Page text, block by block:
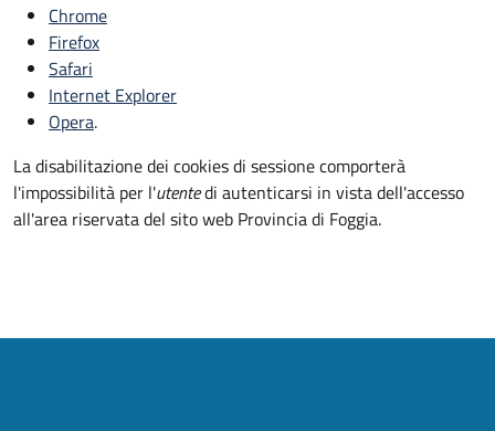
Chrome
Firefox
Safari
Internet Explorer
Opera.
La disabilitazione dei cookies di sessione comporterà
l'impossibilità per l'utentedi autenticarsi in vista dell'accesso
all'area riservata del sito web Provincia di Foggia.